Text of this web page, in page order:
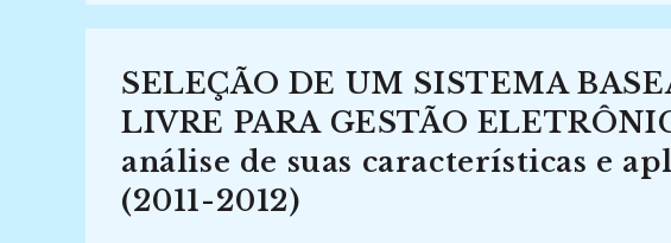
Percepções
Organicidade
(2015)
SELEÇÃO DE UM SISTEMA
LIVRE PARA GESTÃO
análise de suas características e
(2011-2012)